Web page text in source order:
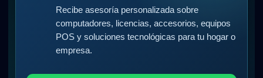
Recibe asesoría personalizada sobre
computadores, licencias, accesorios, equipos
POS y soluciones tecnológicas para tu hogar o
empresa.